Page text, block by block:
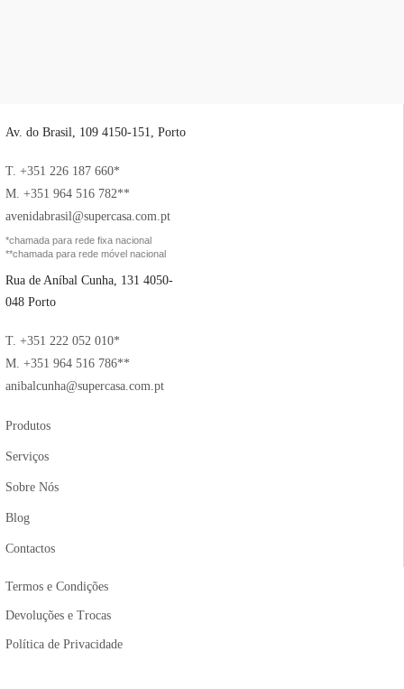
Av. do Brasil, 109 4150-151, Porto
T. +351 226 187 660*
M. +351 964 516 782**
avenidabrasil@supercasa.com.pt
*chamada para rede fixa nacional
**chamada para rede móvel nacional
Rua de Aníbal Cunha, 131 4050-
048 Porto
T. +351 222 052 010*
M. +351 964 516 786**
anibalcunha@supercasa.com.pt
Produtos
Serviços
Sobre Nós
Blog
Contactos
Termos e Condições
Devoluções e Trocas
Política de Privacidade